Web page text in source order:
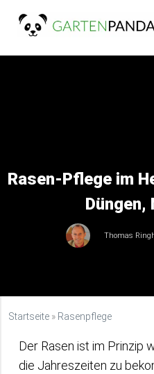
Inhalt
Rasen-Pflege im
Düngen,
Thomas
Startseite » Rasenpflege
Der Rasen ist im Prinzip
die Jahreszeiten zu